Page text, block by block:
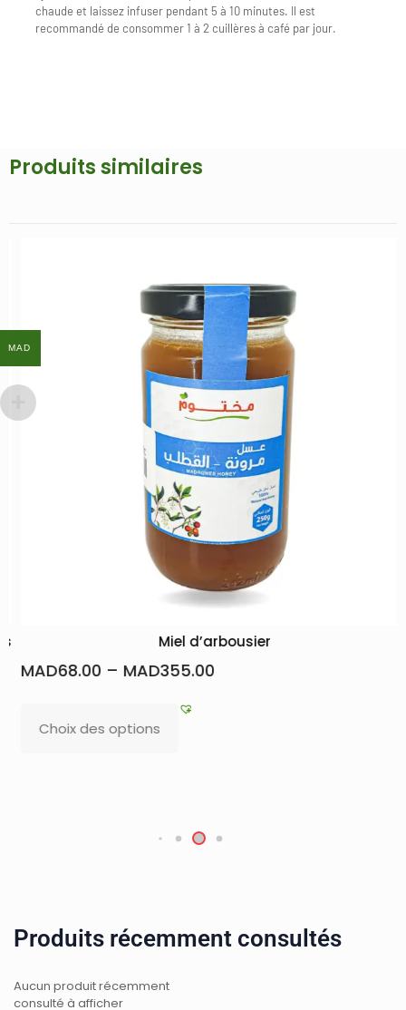
chaude et laissez infuser pendant 5 à 10 minutes. Il est
recommandé de consommer 1 à 2 cuillères à café par jour.
Produits similaires
Miel d’arbousier
MAD68.00–MAD355.00
Choix des options
Produits récemment consultés
Aucun produit récemment
consulté à afficher
MAD
MAD